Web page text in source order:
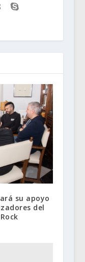
su apoyo
del